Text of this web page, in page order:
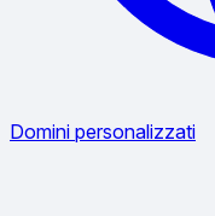
Domini personalizzati